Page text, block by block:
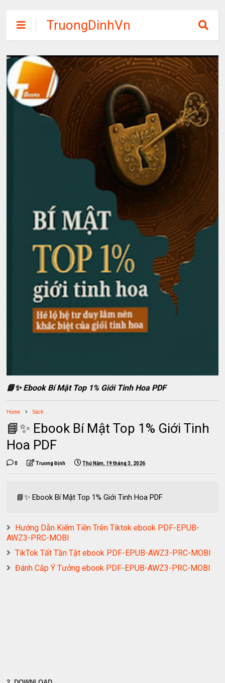
TruongDinhVn
Chia sẽ ebook,
các khóa học,
phần mềm học
tập miễn phí
📘✨ Ebook Bí Mật Top 1% Giới Tinh Hoa PDF
Home Sách
📘✨ Ebook Bí Mật Top 1% Giới Tinh
Hoa PDF
0 Trương Định Thứ Năm, 19 tháng 3, 2026
📘✨ Ebook Bí Mật Top 1% Giới Tinh Hoa PDF
Hướng Dẫn Kiếm Tiền Trên Tiktok ebook PDF-EPUB-
AWZ3-PRC-MOBI
TikTok Tất Tần Tật ebook PDF-EPUB-AWZ3-PRC-MOBI
Đánh Cắp Ý Tưởng ebook PDF-EPUB-AWZ3-PRC-MOBI